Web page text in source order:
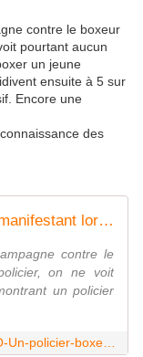
contre le boxeur
pourtant aucun
un jeune
ensuite à 5 sur
Encore une
des
VIDEO. Un policier boxe un jeune manifestant lors de l'Acte 8 : mais où sont les médias ?
contre le
on ne voit
un policier